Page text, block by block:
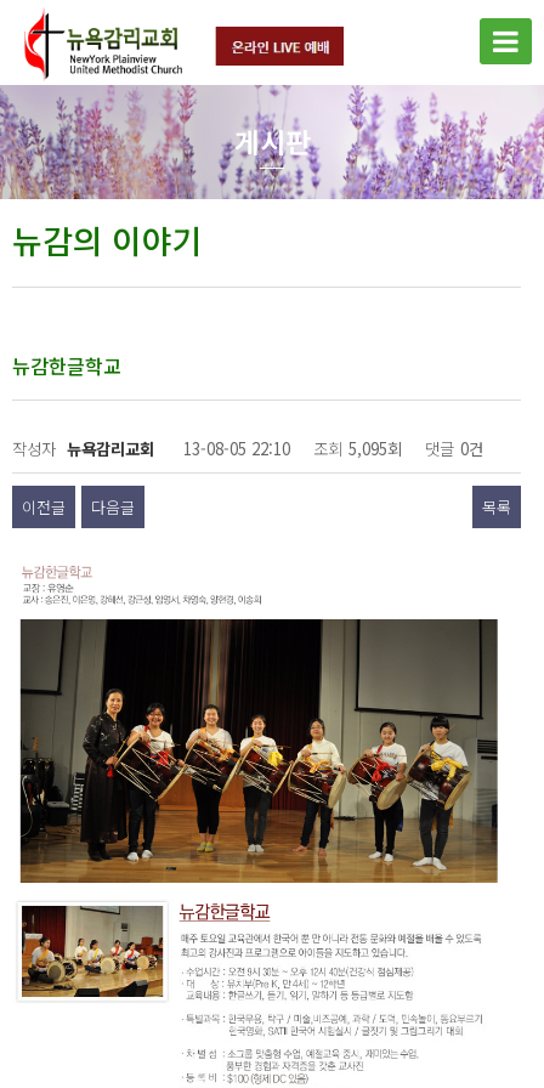
게시판
뉴감의 이야기
뉴감한글학교
작성자 뉴욕감리교회 13-08-05 22:10 조회 5,095회 댓글 0건
이전글 다음글 목록